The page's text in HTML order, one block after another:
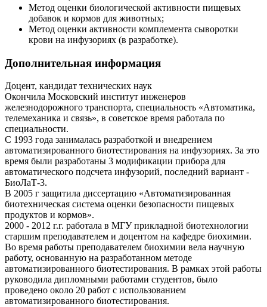
Метод оценки биологической активности пищевых
добавок и кормов для животных;
Метод оценки активности комплемента сыворотки
крови на инфузориях (в разработке).
Дополнительная информация
Доцент, кандидат технических наук
Окончила Московский институт инженеров
железнодорожного транспорта, специальность «Автоматика,
телемеханика и связь», в советское время работала по
специальности.
С 1993 года занималась разработкой и внедрением
автоматизированного биотестирования на инфузориях. За это
время были разработаны 3 модификации прибора для
автоматического подсчета инфузорий, последний вариант -
БиоЛаТ-3.
В 2005 г защитила диссертацию «Автоматизированная
биотехническая система оценки безопасности пищевых
продуктов и кормов».
2000 - 2012 г.г. работала в МГУ прикладной биотехнологии
старшим преподавателем и доцентом на кафедре биохимии.
Во время работы преподавателем биохимии вела научную
работу, основанную на разработанном методе
автоматизированного биотестирования. В рамках этой работы
руководила дипломными работами студентов, было
проведено около 20 работ с использованием
автоматизированного биотестирования.